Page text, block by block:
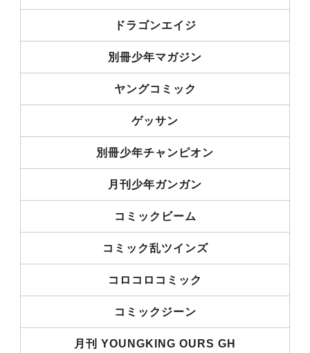
ドラゴンエイジ
別冊少年マガジン
ヤングコミック
ゲッサン
別冊少年チャンピオン
月刊少年ガンガン
コミックビーム
コミック乱ツインズ
コロコロコミック
コミックジーン
月刊 YOUNGKING OURS GH